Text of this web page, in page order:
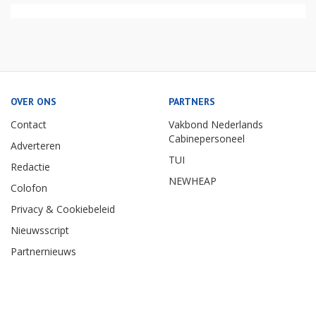
OVER ONS
Contact
Adverteren
Redactie
Colofon
Privacy & Cookiebeleid
Nieuwsscript
Partnernieuws
PARTNERS
Vakbond Nederlands
Cabinepersoneel
TUI
NEWHEAP